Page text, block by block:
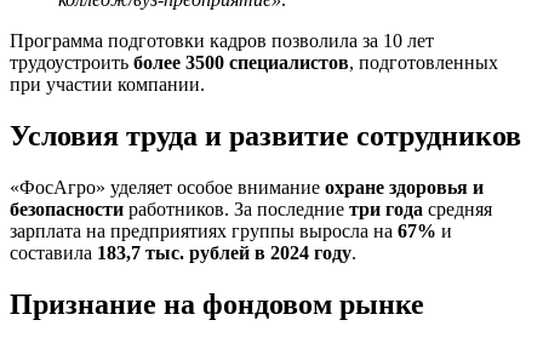
Программа подготовки кадров позволила за 10 лет
трудоустроить более 3500 специалистов, подготовленных
при участии компании.
Условия труда и развитие сотрудников
«ФосАгро» уделяет особое внимание охране здоровья и
безопасности работников. За последние три года средняя
зарплата на предприятиях группы выросла на 67% и
составила 183,7 тыс. рублей в 2024 году.
Признание на фондовом рынке